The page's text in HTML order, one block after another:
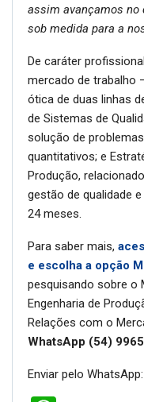
assim avançamos no
sob medida para a
De caráter
mercado de trabalho
ótica de duas linhas
de Sistemas de
solução de
quantitativos; e
Produção,
gestão de qualidade
24 meses.
Para saber mais,
e escolha a opção
pesquisando sobre o
Engenharia de
Relações com o
WhatsApp (54)
Enviar pelo WhatsApp: